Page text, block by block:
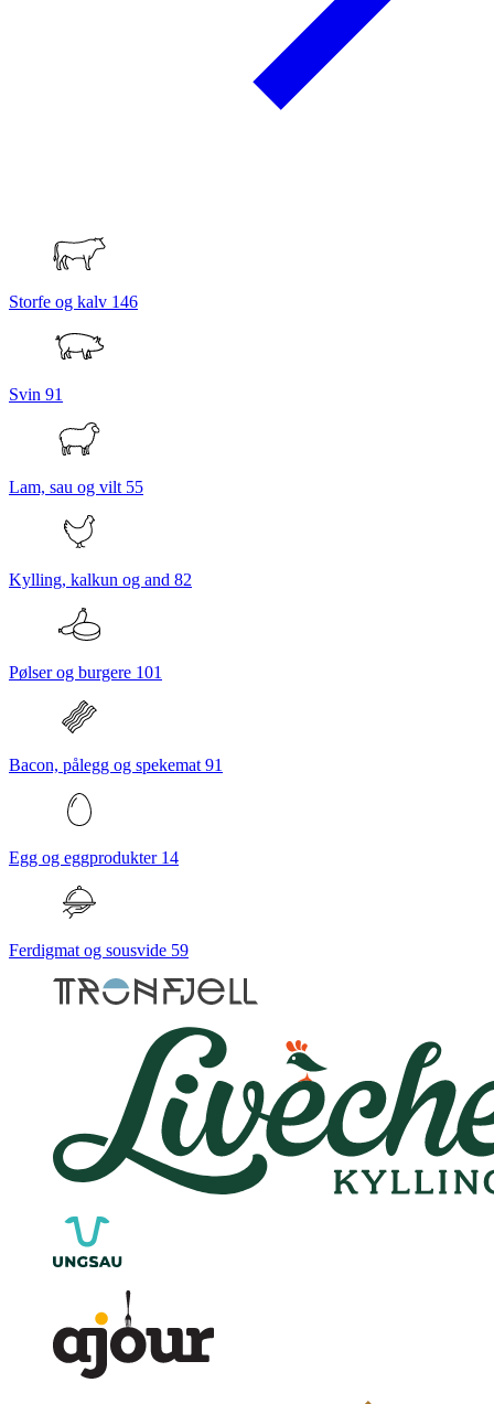
Storfe og kalv 146
Svin 91
Lam, sau og vilt 55
Kylling, kalkun og and 82
Pølser og burgere 101
Bacon, pålegg og spekemat 91
Egg og eggprodukter 14
Ferdigmat og sousvide 59